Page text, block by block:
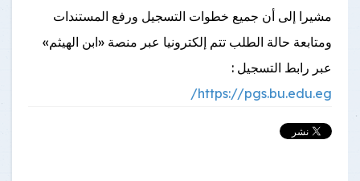
مشيرا إلى أن جميع خطوات التسجيل ورفع المستندات
ومتابعة حالة الطلب تتم إلكترونيا عبر منصة «ابن الهيثم»
عبر رابط التسجيل :
https://pgs.bu.edu.eg/